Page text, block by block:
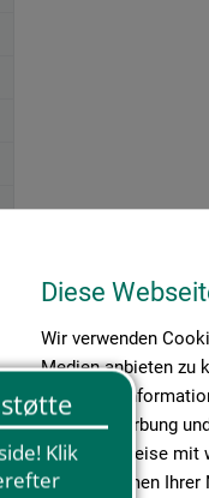
Diese
Wir verwenden
Medien anbieten zu
geben wir
Medien, Werbung
möglicherweise mit
sie im Rahmen Ihrer